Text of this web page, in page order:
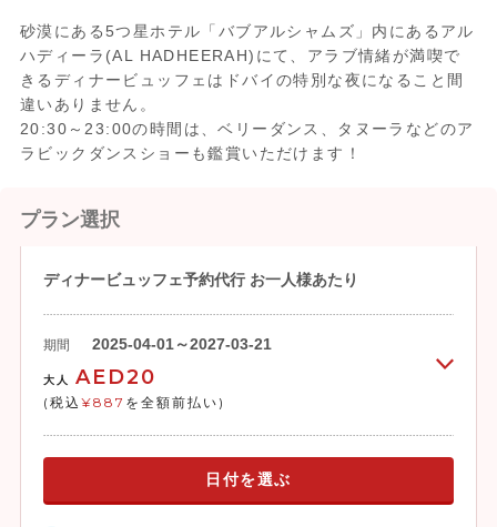
砂漠にある5つ星ホテル「バブアルシャムズ」内にあるアル
ハディーラ(AL HADHEERAH)にて、アラブ情緒が満喫で
きるディナービュッフェはドバイの特別な夜になること間
違いありません。
20:30～23:00の時間は、ベリーダンス、タヌーラなどのア
ラビックダンスショーも鑑賞いただけます！
プラン選択
ディナービュッフェ予約代行 お一人様あたり
期間 2025-04-01～2027-03-21
大人 AED20
(税込 ¥887 を全額前払い)
日付を選ぶ